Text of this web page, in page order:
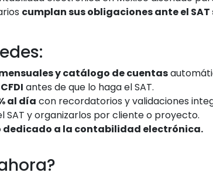
cumplan sus obligaciones ante el SAT
y catálogo de cuentas
CFDI antes de que lo haga el SAT.
al día con recordatorios y validaciones
SAT y organizarlos por cliente o proyecto.
dedicado a la contabilidad electrónica.